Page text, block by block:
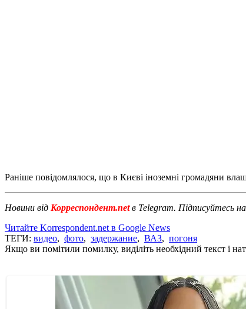
Раніше повідомлялося, що в Києві іноземні громадяни
Новини від Корреспондент.netв Telegram. Підписуйтесь
Читайте Korrespondent.net в Google News
ТЕГИ: видео, фото, задержание, ВАЗ, погоня
Якщо ви помітили помилку, виділіть необхідний текст і